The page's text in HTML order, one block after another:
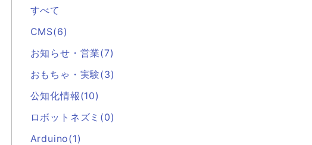
すべて
CMS(6)
お知らせ・営業(7)
おもちゃ・実験(3)
公知化情報(10)
ロボットネズミ(0)
Arduino(1)